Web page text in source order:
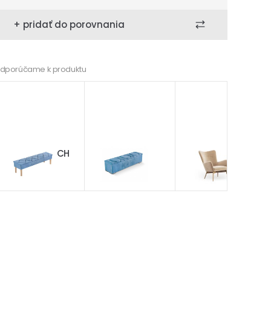
+ pridať do porovnania
k produktu
Lavica BENCH Taburet Breeze